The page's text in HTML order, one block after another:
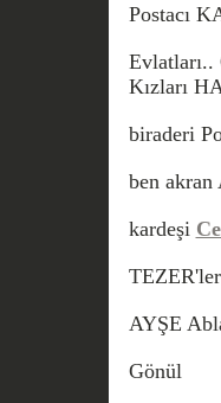
Postacı
Kızları
biraderi
ben akran
kardeşi
AYŞE
Gönül